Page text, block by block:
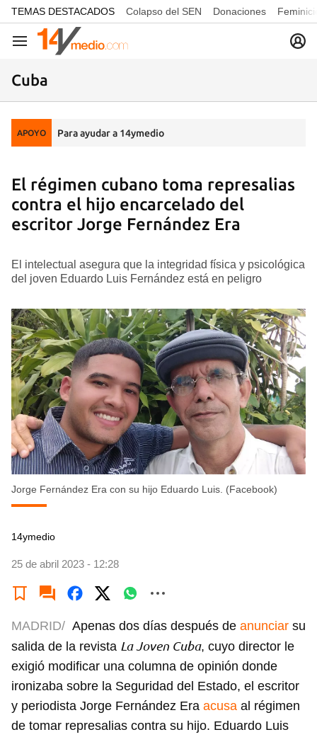
common.go-to-content
TEMAS DESTACADOS Colapso del SEN Donaciones
Navegación
Cuba
APOYO Para ayudar a 14ymedio
El régimen cubano toma represalias
contra el hijo encarcelado del
escritor Jorge Fernández Era
El intelectual asegura que la integridad física y psicológica
del joven Eduardo Luis Fernández está en peligro
Jorge Fernández Era con su hijo Eduardo Luis. (Facebook)
14ymedio
25 de abril 2023 - 12:28
MADRID/ Apenas dos días después de anunciar su
salida de la revista La Joven Cuba, cuyo director le
exigió modificar una columna de opinión donde
ironizaba sobre la Seguridad del Estado, el escritor
y periodista Jorge Fernández Era acusa al régimen
de tomar represalias contra su hijo. Eduardo Luis